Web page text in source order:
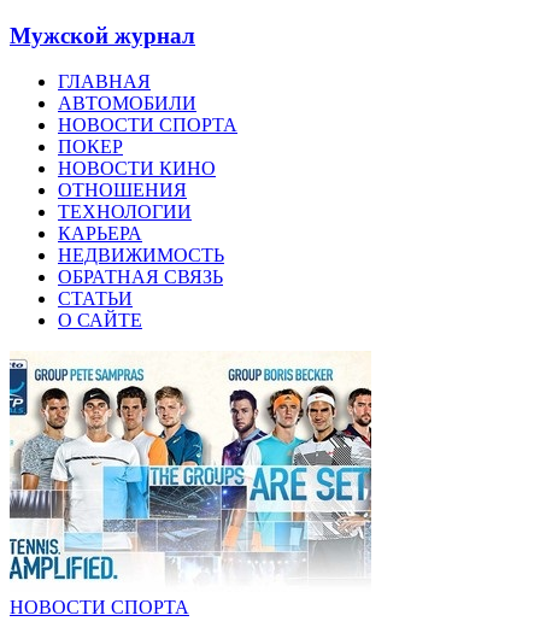
Мужской журнал
ГЛАВНАЯ
АВТОМОБИЛИ
НОВОСТИ СПОРТА
ПОКЕР
НОВОСТИ КИНО
ОТНОШЕНИЯ
ТЕХНОЛОГИИ
КАРЬЕРА
НЕДВИЖИМОСТЬ
ОБРАТНАЯ СВЯЗЬ
СТАТЬИ
О САЙТЕ
НОВОСТИ СПОРТА